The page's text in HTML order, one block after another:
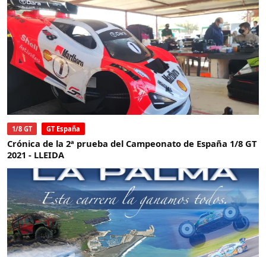
1/8 GT GT España
Crónica de la 2ª prueba del Campeonato de España 1/8 GT
2021 - LLEIDA